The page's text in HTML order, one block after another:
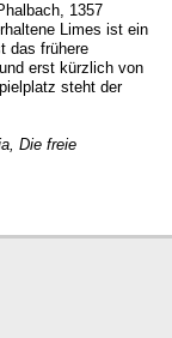
1357
Limes ist ein
das frühere
erst kürzlich von
steht der
Die freie